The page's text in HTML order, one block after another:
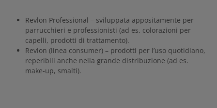
Revlon Professional – sviluppata appositamente per
parrucchieri e professionisti (ad es. colorazioni per
capelli, prodotti di trattamento).
Revlon (linea consumer) – prodotti per l’uso quotidiano,
reperibili anche nella grande distribuzione (ad es.
make-up, smalti).